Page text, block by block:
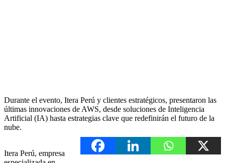
Durante el evento, Itera Perú y clientes estratégicos, presentaron las
últimas innovaciones de AWS, desde soluciones de Inteligencia
Artificial (IA) hasta estrategias clave que redefinirán el futuro de la
nube.
Itera Perú, empresa